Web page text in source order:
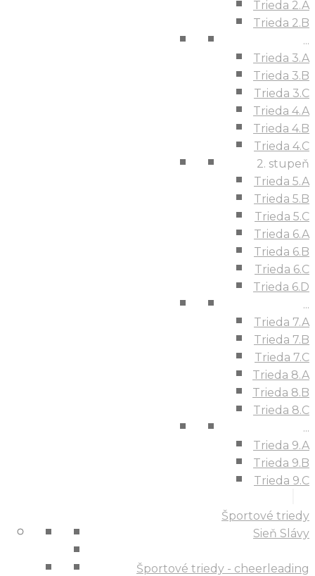
Trieda 2.A
Trieda 2.B
...
Trieda 3.A
Trieda 3.B
Trieda 3.C
Trieda 4.A
Trieda 4.B
Trieda 4.C
2. stupeň
Trieda 5.A
Trieda 5.B
Trieda 5.C
Trieda 6.A
Trieda 6.B
Trieda 6.C
Trieda 6.D
...
Trieda 7.A
Trieda 7.B
Trieda 7.C
Trieda 8.A
Trieda 8.B
Trieda 8.C
...
Trieda 9.A
Trieda 9.B
Trieda 9.C
Športové triedy
Sieň Slávy
Športové triedy - cheerleading